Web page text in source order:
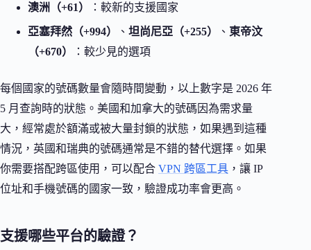
澳洲（+61） ：較新的支援國家
亞塞拜然（+994） 、 坦尚尼亞（+255） 、 東帝汶
（+670）
：較少見的選項
每個國家的號碼數量會隨時間變動，以上數字是 2026 年
5 月查詢時的狀態。美國和加拿大的號碼因為需求量
大，經常處於額滿或被大量封鎖的狀態，如果遇到這種
情況，英國和瑞典的號碼通常是不錯的替代選擇。如果
你需要搭配跨區使用，可以配合 VPN 跨區工具 ，讓 IP
位址和手機號碼的國家一致，驗證成功率會更高。
支援哪些平台的驗證？